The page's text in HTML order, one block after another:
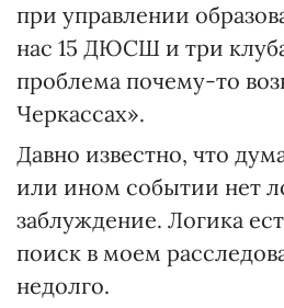
при управлении
нас 15 ДЮСШ и три
проблема почему-то
Черкассах».
Давно известно, что
или ином событии нет
заблуждение. Логика
поиск в моем
недолго.